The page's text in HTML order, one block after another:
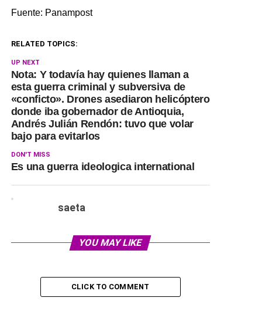
Fuente: Panampost
RELATED TOPICS:
UP NEXT
Nota: Y todavía hay quienes llaman a
esta guerra criminal y subversiva de
«conficto». Drones asediaron helicóptero
donde iba gobernador de Antioquia,
Andrés Julián Rendón: tuvo que volar
bajo para evitarlos
DON'T MISS
Es una guerra ideologica international
saeta
YOU MAY LIKE
CLICK TO COMMENT